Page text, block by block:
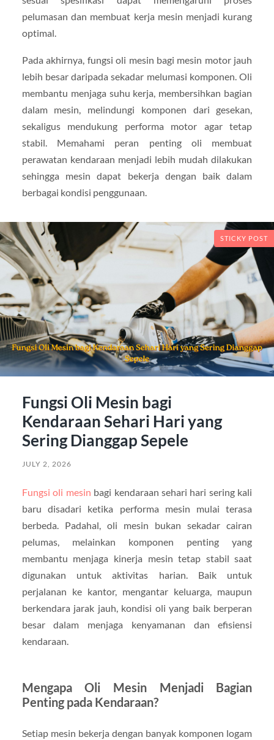
pelumasan dan membuat kerja mesin menjadi kurang
optimal.
Pada akhirnya, fungsi oli mesin bagi mesin motor jauh
lebih besar daripada sekadar melumasi komponen. Oli
membantu menjaga suhu kerja, membersihkan bagian
dalam mesin, melindungi komponen dari gesekan,
sekaligus mendukung performa motor agar tetap
stabil. Memahami peran penting oli membuat
perawatan kendaraan menjadi lebih mudah dilakukan
sehingga mesin dapat bekerja dengan baik dalam
berbagai kondisi penggunaan.
STICKY POST
Fungsi Oli Mesin bagi
Kendaraan Sehari Hari yang
Sering Dianggap Sepele
JULY 2, 2026
Fungsi oli mesin bagi kendaraan sehari hari sering kali
baru disadari ketika performa mesin mulai terasa
berbeda. Padahal, oli mesin bukan sekadar cairan
pelumas, melainkan komponen penting yang
membantu menjaga kinerja mesin tetap stabil saat
digunakan untuk aktivitas harian. Baik untuk
perjalanan ke kantor, mengantar keluarga, maupun
berkendara jarak jauh, kondisi oli yang baik berperan
besar dalam menjaga kenyamanan dan efisiensi
kendaraan.
Mengapa Oli Mesin Menjadi Bagian
Penting pada Kendaraan?
Setiap mesin bekerja dengan banyak komponen logam